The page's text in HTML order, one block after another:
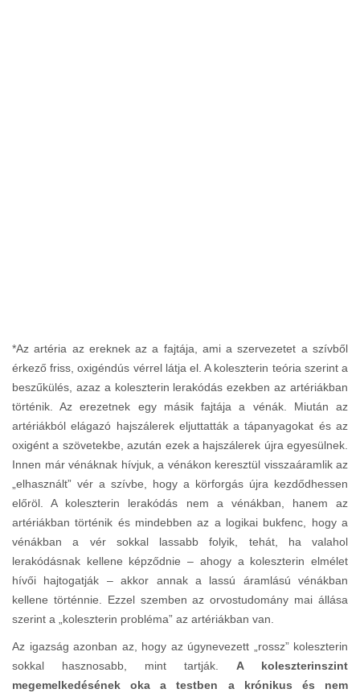
*Az artéria az ereknek az a fajtája, ami a szervezetet a szívből
érkező friss, oxigéndús vérrel látja el. A koleszterin teória szerint a
beszűkülés, azaz a koleszterin lerakódás ezekben az artériákban
történik. Az erezetnek egy másik fajtája a vénák. Miután az
artériákból elágazó hajszálerek eljuttatták a tápanyagokat és az
oxigént a szövetekbe, azután ezek a hajszálerek újra egyesülnek.
Innen már vénáknak hívjuk, a vénákon keresztül visszaáramlik az
„elhasznált” vér a szívbe, hogy a körforgás újra kezdődhessen
előröl. A koleszterin lerakódás nem a vénákban, hanem az
artériákban történik és mindebben az a logikai bukfenc, hogy a
vénákban a vér sokkal lassabb folyik, tehát, ha valahol
lerakódásnak kellene képződnie – ahogy a koleszterin elmélet
hívői hajtogatják – akkor annak a lassú áramlású vénákban
kellene történnie. Ezzel szemben az orvostudomány mai állása
szerint a „koleszterin probléma” az artériákban van.
Az igazság azonban az, hogy az úgynevezett „rossz” koleszterin
sokkal hasznosabb, mint tartják. A koleszterinszint
megemelkedésének oka a testben a krónikus és nem